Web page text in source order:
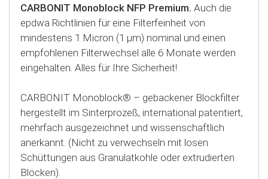
CARBONIT Monoblock NFP Premium. Auch die
epdwa Richtlinien für eine Filterfeinheit von
mindestens 1 Micron (1 µm) nominal und einen
empfohlenen Filterwechsel alle 6 Monate werden
eingehalten. Alles für Ihre Sicherheit!
CARBONIT Monoblock® – gebackener Blockfilter
hergestellt im Sinterprozeß, international patentiert,
mehrfach ausgezeichnet und wissenschaftlich
anerkannt. (Nicht zu verwechseln mit losen
Schüttungen aus Granulatkohle oder extrudierten
Blöcken).